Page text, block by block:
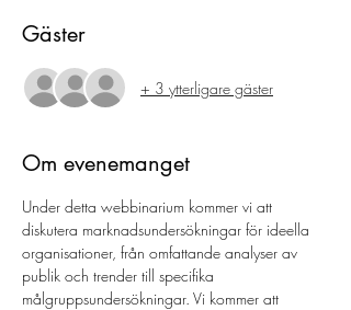
Gäster
+ 3 ytterligare gäster
Om evenemanget
Under detta webbinarium kommer vi att
diskutera marknadsundersökningar för ideella
organisationer, från omfattande analyser av
publik och trender till specifika
målgruppsundersökningar. Vi kommer att